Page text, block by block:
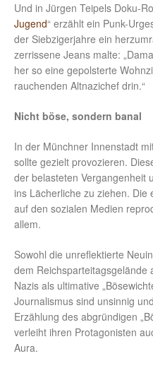
Und in Jürgen Teipels Doku-
Jugend“ erzählt ein Punk-
der Siebzigerjahre ein
zerrissene Jeans malte:
her so eine gepolsterte
rauchenden Altnazichef drin.“
Nicht böse, sondern banal
In der Münchner Innenstadt
sollte gezielt provozieren.
der belasteten Vergangenheit
ins Lächerliche zu ziehen. Die
auf den sozialen Medien
allem.
Sowohl die unreflektierte
dem Reichsparteitagsgelände
Nazis als ultimative
Journalismus sind unsinnig
Erzählung des abgründigen
verleiht ihren Protagonisten
Aura.